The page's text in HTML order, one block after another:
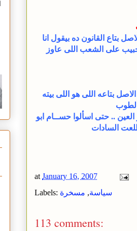
معدل سنه 81 .. الاصل بتاع القانون ده بيقول انا
حبيب على الشعب اللى عاوز
بتاعه اللى هو اللى بيته
.. حتى اسألوا حســام ابو
السادات
at January 16, 2007
Labels:
سياسة, مسخرة
113 comments: